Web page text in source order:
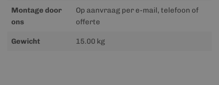
Montage door
ons
Op aanvraag per e-mail, telefoon of
offerte
Gewicht 15.00 kg